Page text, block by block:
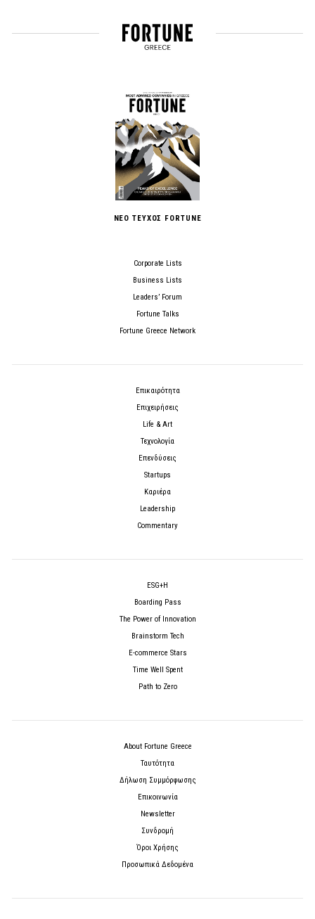
ΝΕΟ ΤΕΥΧΟΣ FORTUNE
Corporate Lists
Business Lists
Leaders’ Forum
Fortune Talks
Fortune Greece Network
Επικαιρότητα
Επιχειρήσεις
Life & Art
Τεχνολογία
Επενδύσεις
Startups
Καριέρα
Leadership
Commentary
ESG+H
Boarding Pass
The Power of Innovation
Brainstorm Tech
E-commerce Stars
Time Well Spent
Path to Zero
About Fortune Greece
Ταυτότητα
Δήλωση Συμμόρφωσης
Επικοινωνία
Newsletter
Συνδρομή
Όροι Χρήσης
Προσωπικά Δεδομένα